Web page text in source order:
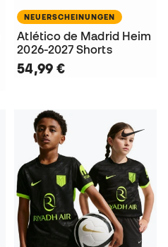
NEUERSCHEINUNGEN
Atlético de Madrid Heim
2026-2027 Shorts
54,99 €